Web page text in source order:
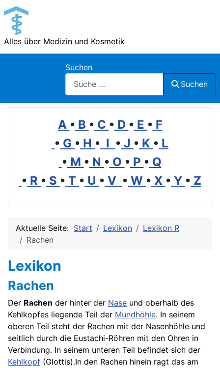
Alles über Medizin und Kosmetik
Suchen
Suchen
A • B • C • D • E • F
• G • H • I • J • K • L
• M • N • O • P • Q
• R • S • T • U • V • W • X • Y • Z
Aktuelle Seite: Start Lexikon
Lexikon R
Rachen
Lexikon
Rachen
Der Rachen der hinter der Nase und oberhalb des
Kehlkopfes liegende Teil der Mundhöhle. In seinem
oberen Teil steht der Rachen mit der Nasenhöhle und
seitlich durch die Eustachi-Röhren mit den Ohren in
Verbindung. In seinem unteren Teil befindet sich der
Kehlkopf (Glottis).In den Rachen hinein ragt das am